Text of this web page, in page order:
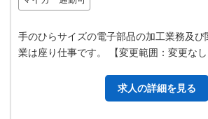
手のひらサイズの電子部品の加工業務及
業は座り仕事です。 【変更範囲：変更なし
求人の詳細を見る